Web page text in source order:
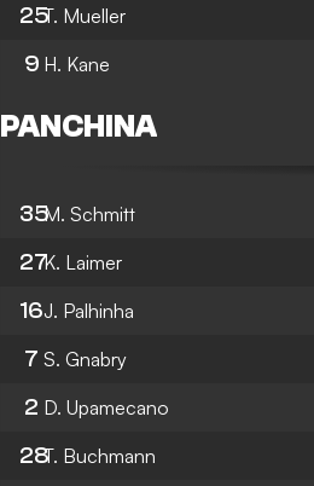
25T. Mueller
9 H. Kane
PANCHINA
35M. Schmitt
27K. Laimer
16J. Palhinha
7 S. Gnabry
2 D. Upamecano
28T. Buchmann